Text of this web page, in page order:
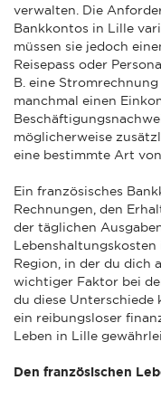
verwalten. Die
Bankkontos in Lille
müssen sie jedoch
Reisepass oder
B. eine
manchmal einen
möglicherweise
eine bestimmte Art
Ein französisches
Rechnungen, den
der täglichen
Region, in der du dich
wichtiger Faktor bei
du diese Unterschiede
ein reibungsloser
Leben in Lille
Den französischen